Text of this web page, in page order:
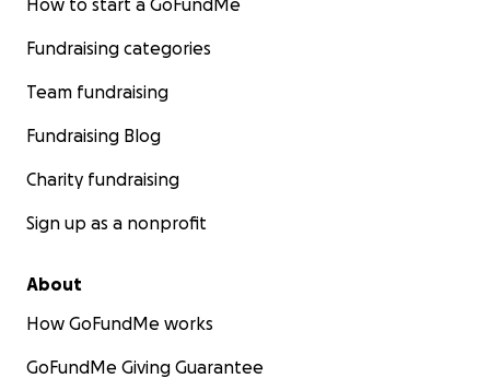
How to start a GoFundMe
Fundraising categories
Team fundraising
Fundraising Blog
Charity fundraising
Sign up as a nonprofit
About
How GoFundMe works
GoFundMe Giving Guarantee